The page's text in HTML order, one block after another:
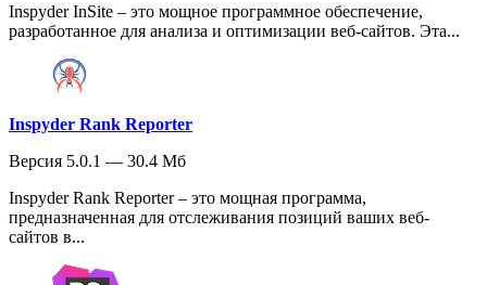
Inspyder InSite – это мощное программное обеспечение,
разработанное для анализа и оптимизации веб-сайтов. Эта...
Inspyder Rank Reporter
Версия 5.0.1 — 30.4 Мб
Inspyder Rank Reporter – это мощная программа,
предназначенная для отслеживания позиций ваших веб-
сайтов в...